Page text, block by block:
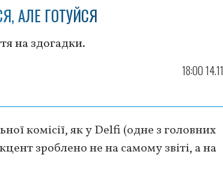
АЛЕ ГОТУЙСЯ
на здогадки.
18:00
комісії, як у Delfi (одне з головних
зроблено не на самому звіті, а на